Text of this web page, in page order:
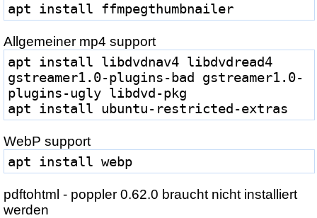
apt install ffmpegthumbnailer
Allgemeiner mp4 support
apt install libdvdnav4 libdvdread4
gstreamer1.0-plugins-bad gstreamer1.0-
plugins-ugly libdvd-pkg
apt install ubuntu-restricted-extras
WebP support
apt install webp
pdftohtml - poppler 0.62.0 braucht nicht installiert
werden